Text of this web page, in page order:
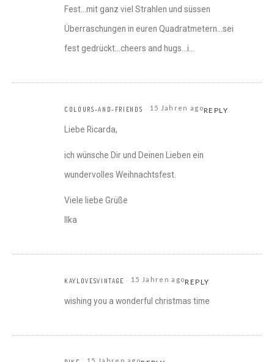
Fest…mit ganz viel Strahlen und süssen
Überraschungen in euren Quadratmetern…sei
fest gedrückt…cheers and hugs…i…
COLOURS-AND-FRIENDS 15 Jahren agoREPLY
Liebe Ricarda,
ich wünsche Dir und Deinen Lieben ein
wundervolles Weihnachtsfest.
Viele liebe Grüße
Ilka
KAYLOVESVINTAGE 15 Jahren agoREPLY
wishing you a wonderful christmas time